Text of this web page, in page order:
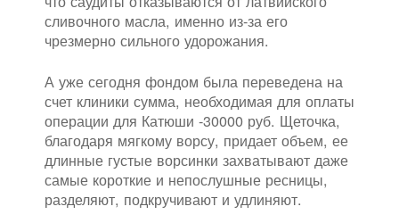
сливочного масла, именно из-за его
чрезмерно сильного удорожания.
А уже сегодня фондом была переведена на
счет клиники сумма, необходимая для оплаты
операции для Катюши -30000 руб. Щеточка,
благодаря мягкому ворсу, придает объем, ее
длинные густые ворсинки захватывают даже
самые короткие и непослушные ресницы,
разделяют, подкручивают и удлиняют.